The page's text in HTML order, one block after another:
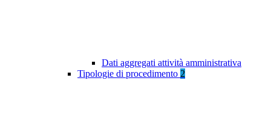
Dati aggregati attività amministrativa
Tipologie di procedimento 2